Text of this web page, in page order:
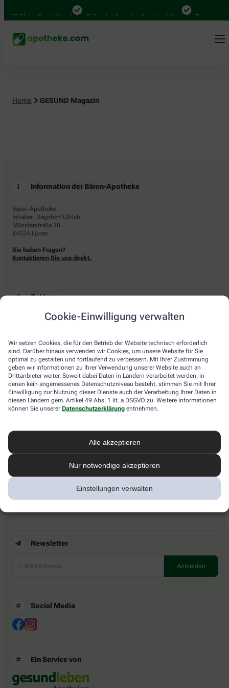
Cookie-Einwilligung verwalten
Wir setzen Cookies, die für den Betrieb der Website technisch erforderlich
sind. Darüber hinaus verwenden wir Cookies, um unsere Website für Sie
optimal zu gestalten und fortlaufend zu verbessern. Mit Ihrer Zustimmung
geben wir Informationen zu Ihrer Verwendung unserer Website auch an
Drittanbieter weiter. Soweit dabei Daten in Ländern verarbeitet werden, in
denen kein angemessenes Datenschutzniveau besteht, stimmen Sie mit Ihrer
Einwilligung zur Nutzung dieser Dienste auch der Verarbeitung Ihrer Daten in
diesen Ländern gem. Artikel 49 Abs. 1 lit. a DSGVO zu. Weitere Informationen
können Sie unserer Datenschutzerklärung entnehmen.
Alle akzeptieren
Nur notwendige akzeptieren
Einstellungen verwalten
Mal in Deutschland Online bei Ihrer Apotheke bestellen Bequem
Home GESUND Magazin
Information der Bären-Apotheke
Bären-Apotheke
Inhaber: Dagobert Ullrich
Münsterstraße 30
44534 Lünen
Sie haben Fragen?
Kontaktieren Sie uns direkt.
Zahlarten
Bar oder mit einer anderen akzeptierten Zahlungsart Ihrer Apotheke vor Ort.
Lieferarten
Abholung in der Apotheke
Botendienstlieferung
apotheke.com Informationen
Newsletter
Barrierefreiheitserklärung
Newsletter
Social Media
Ein Service von